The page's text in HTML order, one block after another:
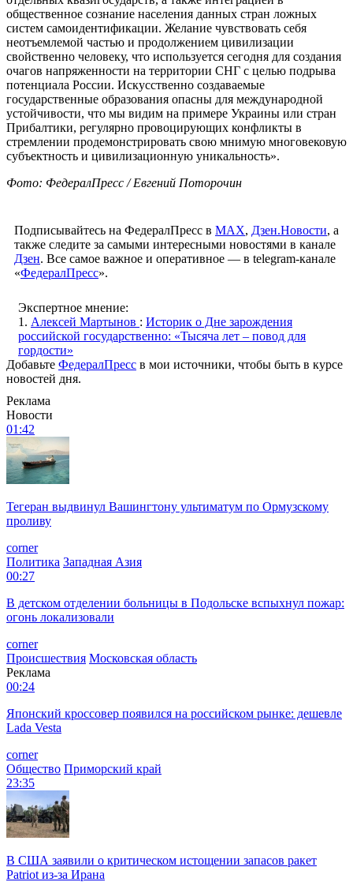
общественное сознание населения данных стран ложных
систем самоидентификации. Желание чувствовать себя
неотъемлемой частью и продолжением цивилизации
свойственно человеку, что используется сегодня для создания
очагов напряженности на территории СНГ с целью подрыва
потенциала России. Искусственно создаваемые
государственные образования опасны для международной
устойчивости, что мы видим на примере Украины или стран
Прибалтики, регулярно провоцирующих конфликты в
стремлении продемонстрировать свою мнимую многовековую
субъектность и цивилизационную уникальность».
Фото: ФедералПресс / Евгений Поторочин
Подписывайтесь на ФедералПресс в МАХ, Дзен.Новости, а
также следите за самыми интересными новостями в канале
Дзен. Все самое важное и оперативное — в telegram-канале
«ФедералПресс».
Экспертное мнение:
1. Алексей Мартынов : Историк о Дне зарождения
российской государственно: «Тысяча лет – повод для
гордости»
Добавьте ФедералПресс в мои источники, чтобы быть в курсе
новостей дня.
Реклама
Новости
01:42
Тегеран выдвинул Вашингтону ультиматум по Ормузскому
проливу
corner
Политика Западная Азия
00:27
В детском отделении больницы в Подольске вспыхнул пожар:
огонь локализовали
corner
Происшествия Московская область
Реклама
00:24
Японский кроссовер появился на российском рынке: дешевле
Lada Vesta
corner
Общество Приморский край
23:35
В США заявили о критическом истощении запасов ракет
Patriot из-за Ирана